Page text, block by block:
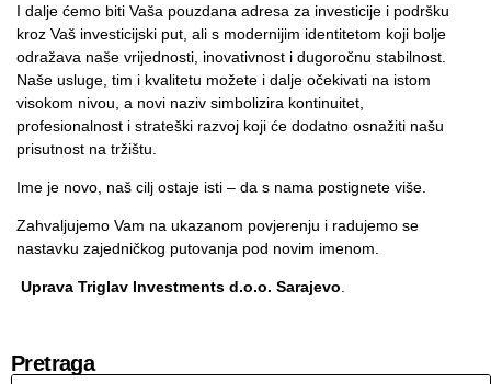
I dalje ćemo biti Vaša pouzdana adresa za investicije i podršku
kroz Vaš investicijski put, ali s modernijim identitetom koji bolje
odražava naše vrijednosti, inovativnost i dugoročnu stabilnost.
Naše usluge, tim i kvalitetu možete i dalje očekivati na istom
visokom nivou, a novi naziv simbolizira kontinuitet,
profesionalnost i strateški razvoj koji će dodatno osnažiti našu
prisutnost na tržištu.
Ime je novo, naš cilj ostaje isti – da s nama postignete više.
Zahvaljujemo Vam na ukazanom povjerenju i radujemo se
nastavku zajedničkog putovanja pod novim imenom.
Uprava Triglav Investments d.o.o. Sarajevo
Pretraga